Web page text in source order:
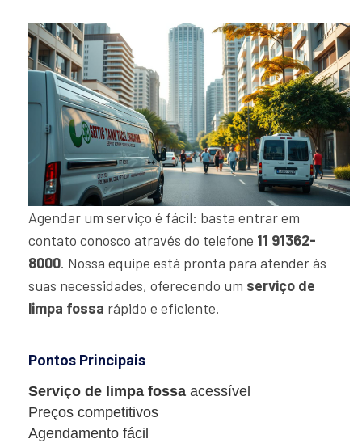
Agendar um serviço é fácil: basta entrar em
contato conosco através do telefone 11 91362-
8000. Nossa equipe está pronta para atender às
suas necessidades, oferecendo um serviço de
limpa fossa rápido e eficiente.
Pontos Principais
Serviço de limpa fossa acessível
Preços competitivos
Agendamento fácil